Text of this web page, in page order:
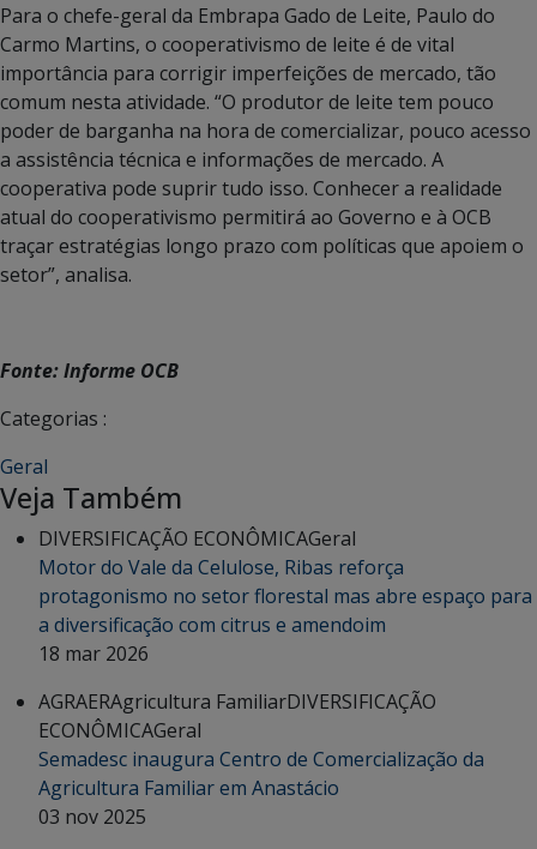
Para o chefe-geral da Embrapa Gado de Leite, Paulo do
Carmo Martins, o cooperativismo de leite é de vital
importância para corrigir imperfeições de mercado, tão
comum nesta atividade. “O produtor de leite tem pouco
poder de barganha na hora de comercializar, pouco acesso
a assistência técnica e informações de mercado. A
cooperativa pode suprir tudo isso. Conhecer a realidade
atual do cooperativismo permitirá ao Governo e à OCB
traçar estratégias longo prazo com políticas que apoiem o
setor”, analisa.
Fonte: Informe OCB
Categorias :
Geral
Veja Também
DIVERSIFICAÇÃO ECONÔMICAGeral
Motor do Vale da Celulose, Ribas reforça
protagonismo no setor florestal mas abre espaço para
a diversificação com citrus e amendoim
18 mar 2026
AGRAERAgricultura FamiliarDIVERSIFICAÇÃO
ECONÔMICAGeral
Semadesc inaugura Centro de Comercialização da
Agricultura Familiar em Anastácio
03 nov 2025